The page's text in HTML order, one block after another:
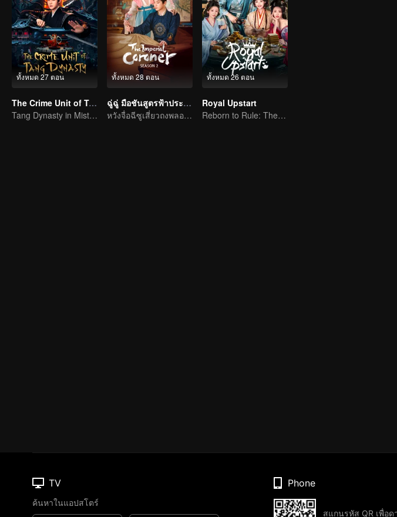
ทั้งหมด 27 ตอน
The Crime Unit of Tang Dynasty
Tang Dynasty in Mist: Crack the Serial Killings!
ทั้งหมด 28 ตอน
ฉู่ฉู่ มือชันสูตรฟ้าประทาน ภาค 2
หวังจื่อฉีซูเสี่ยวถงพลอดรักสืบคดี
ทั้งหมด 26 ตอน
Royal Upstart
Reborn to Rule: The Ultimate Live-in Son-in-Law
TV
ค้นหาในแอปสโตร์
Phone
สแกนรหัส QR เพื่อ